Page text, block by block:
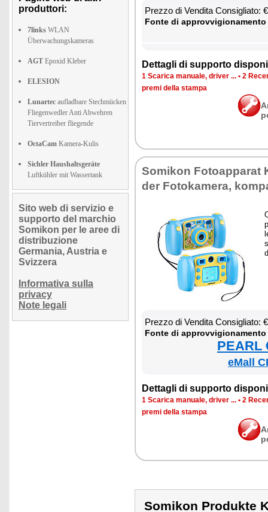
produttori:
7links WLAN
Überwachungskameras
AGT Epoxid Kleber
ELESION
Lunartec aufladbare Stechmücken
Fliegenwedler Anti Abwehren
Tiervertreiber fliegende
OctaCam Kamera-Kulis
Sichler Haushaltsgeräte
Luftkühler mit Wassertank
Sito web di servizio e
supporto del marchio
Somikon per le aree di
distribuzione
Germania, Austria e
Svizzera
Informativa sulla
privacy
Note legali
Prez­zo di Ven­di­ta Con­si­glia­to:
Fon­te di
Det­ta­gli di sup­por­to
1 Sca­ri­ca ma­nua­le, dri­ver ... • 2
pre­mi del­la stam­pa
So­mi­kon Fo­toap­pa­rat
der Fo­to­ka­me­ra,
Prez­zo di Ven­di­ta Con­si­glia­to:
Fon­te di
PEARL
eMall
Det­ta­gli di sup­por­to
1 Sca­ri­ca ma­nua­le, dri­ver ... • 2
pre­mi del­la stam­pa
Somikon Produkte